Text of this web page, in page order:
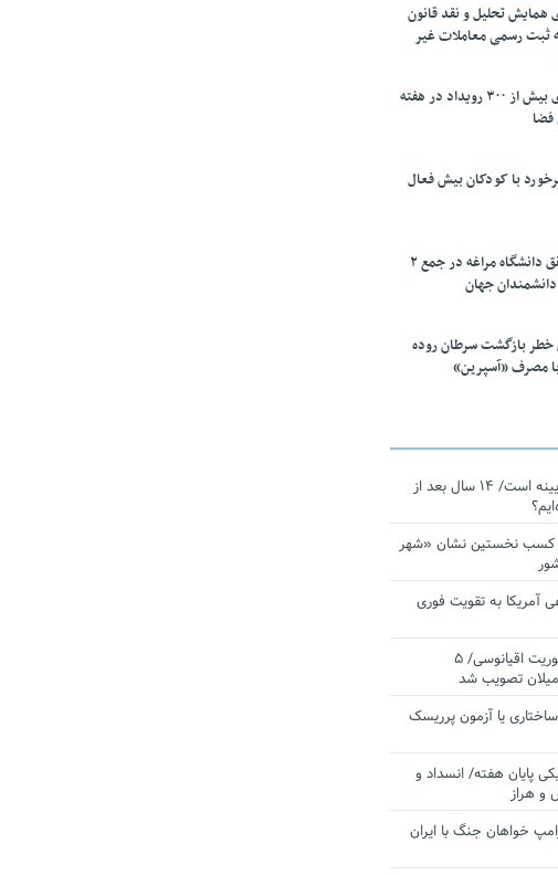
همایش تحلیل و نقد قانون
ثبت رسمی معاملات غیر
برگزاری بیش از ۳۰۰ رویداد در هفته
فضا
با کودکان بیش فعال
۱۰ محقق دانشگاه مراغه در جمع ۲
جهان
بازگشت سرطان روده
مصرف «آسپرین»
نجات‌دهنده‌ همچنان در آیینه است/ ۱۴ سال بعد از
کسب نخستین نشان «شهر
به تقویت فوری
اقتدار ناوگروه ۱۰۳ در مأموریت‌ اقیانوسی/ ۵
تصویب شد
یا آزمون پرریسک
پایان هفته/ انسداد و
و هراز
خواهان جنگ با ایران